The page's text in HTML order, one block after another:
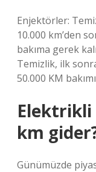
Enjektörler:
10.000 km’den
bakıma gerek
Temizlik, ilk
50.000 KM
Elektrikli
km
Günümüzde